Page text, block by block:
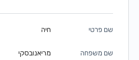
שם פרטי חיה
שם משפחה מריאנובסקי